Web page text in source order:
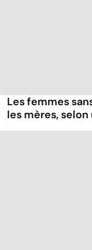
Les femmes
les mères,